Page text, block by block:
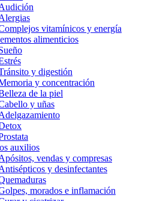
vitamínicos y energía
alimenticios
y digestión
y concentración
de la piel
y uñas
auxilios
vendas y compresas
y desinfectantes
morados e inflamación